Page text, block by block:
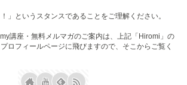
」というスタンスであることをご理解ください。
講座・無料メルマガのご案内は、上記「Hiromi」の
ロフィールページに飛びますので、そこからご覧く